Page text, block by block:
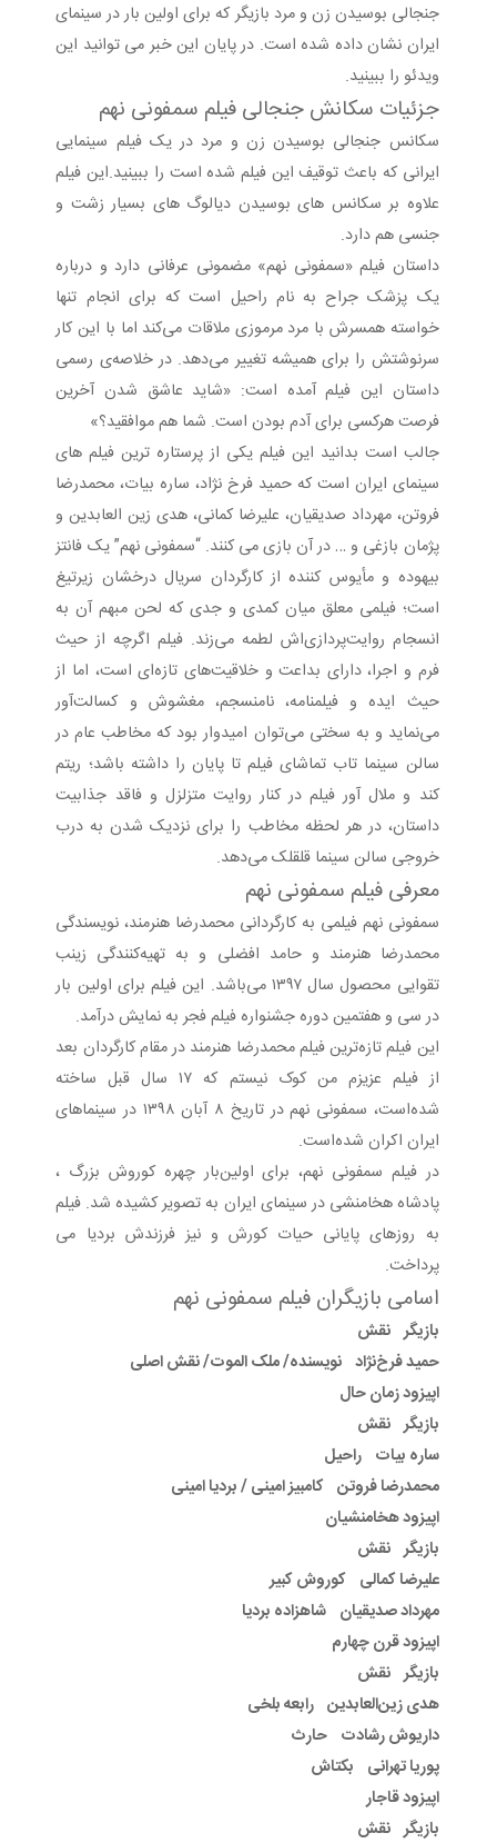
جنجالی بوسیدن زن و مرد بازیگر که برای اولین بار در سینمای
ایران نشان داده شده است. در پایان این خبر می توانید این
ویدئو را ببینید.
جزئیات سکانش جنجالی فیلم سمفونی نهم
سکانس جنجالی بوسیدن زن و مرد در یک فیلم سینمایی
ایرانی که باعث توقیف این فیلم شده است را ببینید.این فیلم
علاوه بر سکانس های بوسیدن دیالوگ های بسیار زشت و
جنسی هم دارد.
داستان فیلم «سمفونی نهم» مضمونی عرفانی دارد و درباره
یک پزشک جراح به نام راحیل است که برای انجام تنها
خواسته همسرش با مرد مرموزی ملاقات می‌کند اما با این کار
سرنوشتش را برای همیشه تغییر می‌دهد. در خلاصه‌ی رسمی
داستان این فیلم آمده است: «شاید عاشق شدن آخرین
فرصت هرکسی برای آدم بودن است. شما هم موافقید؟»
جالب است بدانید این فیلم یکی از پرستاره ترین فیلم های
سینمای ایران است که حمید فرخ نژاد، ساره بیات، محمدرضا
فروتن، مهرداد صدیقیان، علیرضا کمانی، هدی زین العابدین و
پژمان بازغی و … در آن بازی می کنند. “سمفونی نهم” یک فانتز
بیهوده و مأیوس کننده‌ از کارگردان سریال درخشان زیرتیغ
است؛ فیلمی معلق میان کمدی و جدی که لحن مبهم آن به
انسجام روایت‌پردازی‌اش لطمه می‌زند. فیلم اگرچه از حیث
فرم و اجرا، دارای بداعت‌ و خلاقیت‌های تازه‌ای است، اما از
حیث ایده و فیلمنامه، نامنسجم، مغشوش و کسالت‌آور
می‌نماید و به سختی می‌توان امیدوار بود که مخاطب عام در
سالن سینما تاب تماشای فیلم تا پایان را داشته باشد؛ ریتم
کند و ملال آور فیلم در کنار روایت متزلزل و فاقد جذابیت
داستان، در هر لحظه مخاطب را برای نزدیک شدن به درب
خروجی سالن سینما قلقلک می‌دهد.
معرفی فیلم سمفونی نهم
سمفونی نهم فیلمی به کارگردانی محمدرضا هنرمند، نویسندگی
محمدرضا هنرمند و حامد افضلی و به تهیه‌کنندگی زینب
تقوایی محصول سال ۱۳۹۷ می‌باشد. این فیلم برای اولین بار
در سی و هفتمین دوره جشنواره فیلم فجر به نمایش درآمد.
این فیلم تازه‌ترین فیلم محمدرضا هنرمند در مقام کارگردان بعد
از فیلم عزیزم من کوک نیستم که ۱۷ سال قبل ساخته
شده‌است، سمفونی نهم در تاریخ ۸ آبان ۱۳۹۸ در سینماهای
ایران اکران شده‌است.
در فیلم سمفونی نهم، برای اولین‌بار چهره کوروش بزرگ ،
پادشاه هخامنشی در سینمای ایران به تصویر کشیده شد. فیلم
به روزهای پایانی حیات کورش و نیز فرزندش بردیا می
پرداخت.
اسامی بازیگران فیلم سمفونی نهم
بازیگر نقش
حمید فرخ‌نژاد نویسنده/ ملک الموت/ نقش اصلی
اپیزود زمان حال
بازیگر نقش
ساره بیات راحیل
محمدرضا فروتن کامبیز امینی / بردیا امینی
اپیزود هخامنشیان
بازیگر نقش
علیرضا کمالی کوروش کبیر
مهرداد صدیقیان شاهزاده بردیا
اپیزود قرن چهارم
بازیگر نقش
هدی زین‌العابدین رابعه بلخی
داریوش رشادت حارث
پوریا تهرانی بکتاش
اپیزود قاجار
بازیگر نقش